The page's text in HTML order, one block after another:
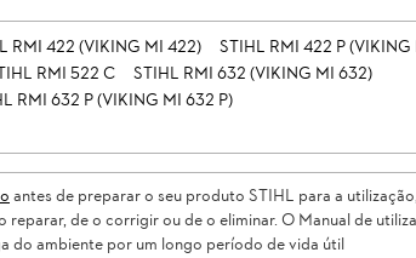
RMI 422 (VIKING MI 422)
STIHL RMI 422 P (VIKING
RMI 522 C
STIHL RMI 632 (VIKING MI 632)
RMI 632 P (VIKING MI 632 P)
antes de preparar o seu produto STIHL para a
reparar, de o corrigir ou de o eliminar. O Manual de
do ambiente por um longo período de vida útil